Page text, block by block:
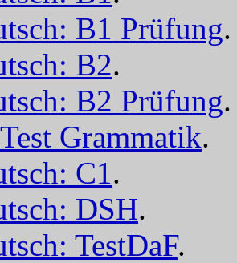
B1 Prüfung.
B2.
B2 Prüfung.
Grammatik.
C1.
DSH.
TestDaF.